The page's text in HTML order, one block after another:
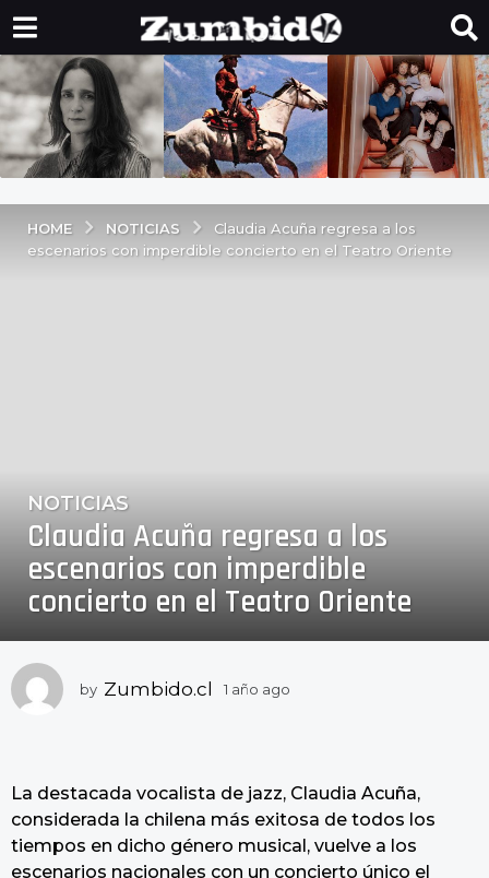
HOME NOTICIAS
Claudia Acuña regresa a los
escenarios con imperdible concierto en el Teatro Oriente
1
a
o
a
o
1
a
g
o
NOTICIAS
Claudia Acuña regresa a los
escenarios con imperdible
concierto en el Teatro Oriente
by Zumbido.cl 1 año ago
g
o
La destacada vocalista de jazz, Claudia Acuña,
considerada la chilena más exitosa de todos los
tiempos en dicho género musical, vuelve a los
escenarios nacionales con un concierto único el